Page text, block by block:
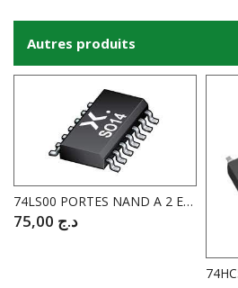
Autres produits
74LS00 PORTES NAND A 2 ENTREE CMS
د.ج